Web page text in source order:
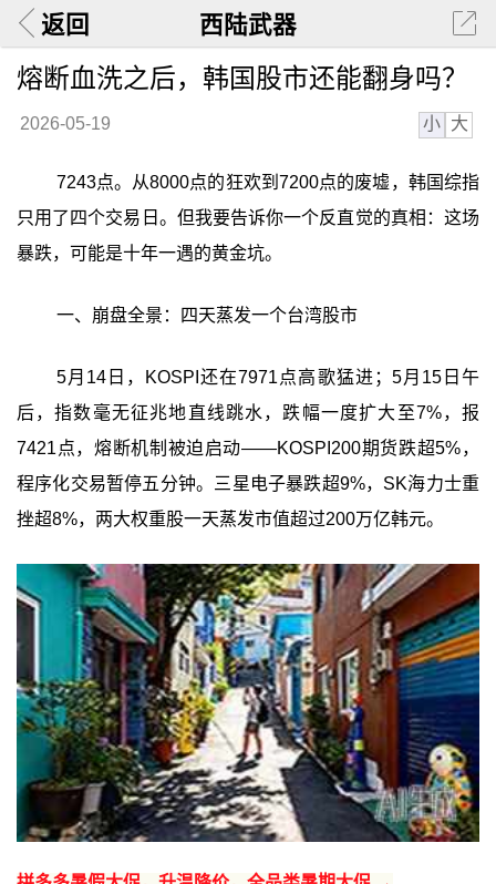
返回 西陆武器
熔断血洗之后，韩国股市还能翻身吗？
2026-05-19 小 大
7243点。从8000点的狂欢到7200点的废墟，韩国综指
只用了四个交易日。但我要告诉你一个反直觉的真相：这场
暴跌，可能是十年一遇的黄金坑。
一、崩盘全景：四天蒸发一个台湾股市
5月14日，KOSPI还在7971点高歌猛进；5月15日午
后，指数毫无征兆地直线跳水，跌幅一度扩大至7%，报
7421点，熔断机制被迫启动——KOSPI200期货跌超5%，
程序化交易暂停五分钟。三星电子暴跌超9%，SK海力士重
挫超8%，两大权重股一天蒸发市值超过200万亿韩元。